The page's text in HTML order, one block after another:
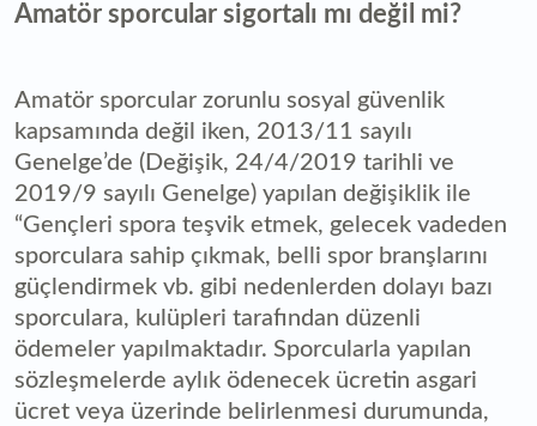
Amatör sporcular sigortalı mı değil mi?
Amatör sporcular zorunlu sosyal güvenlik
kapsamında değil iken, 2013/11 sayılı
Genelge’de (Değişik, 24/4/2019 tarihli ve
2019/9 sayılı Genelge) yapılan değişiklik ile
“Gençleri spora teşvik etmek, gelecek vadeden
sporculara sahip çıkmak, belli spor branşlarını
güçlendirmek vb. gibi nedenlerden dolayı bazı
sporculara, kulüpleri tarafından düzenli
ödemeler yapılmaktadır. Sporcularla yapılan
sözleşmelerde aylık ödenecek ücretin asgari
ücret veya üzerinde belirlenmesi durumunda,